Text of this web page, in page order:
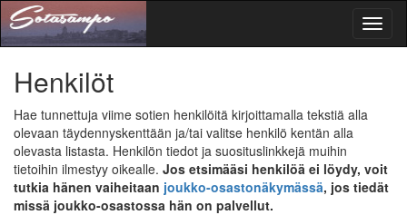
Henkilöt
Hae tunnettuja viime sotien henkilöitä kirjoittamalla tekstiä alla
olevaan täydennyskenttään ja/tai valitse henkilö kentän alla
olevasta listasta. Henkilön tiedot ja suosituslinkkejä muihin
tietoihin ilmestyy oikealle. Jos etsimääsi henkilöä ei löydy, voit
tutkia hänen vaiheitaan joukko-osastonäkymässä, jos tiedät
missä joukko-osastossa hän on palvellut.